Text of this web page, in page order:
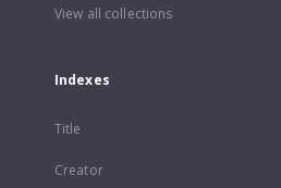
View all collections
Indexes
Title
Creator